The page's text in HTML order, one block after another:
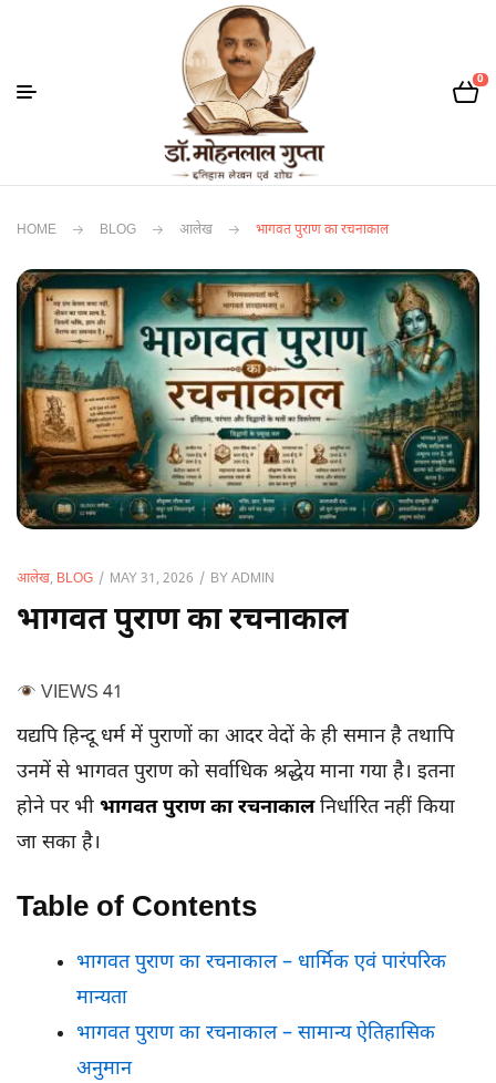
0
HOME BLOG आलेख भागवत पुराण का रचनाकाल
आलेख, BLOG MAY 31, 2026 BYADMIN
भागवत पुराण का रचनाकाल
VIEWS 41
यद्यपि हिन्दू धर्म में पुराणों का आदर वेदों के ही समान है तथापि
उनमें से भागवत पुराण को सर्वाधिक श्रद्धेय माना गया है। इतना
होने पर भी भागवत पुराण का रचनाकालनिर्धारित नहीं किया
जा सका है।
Table of Contents
भागवत पुराण का रचनाकाल – धार्मिक एवं पारंपरिक
मान्यता
भागवत पुराण का रचनाकाल – सामान्य ऐतिहासिक
अनुमान